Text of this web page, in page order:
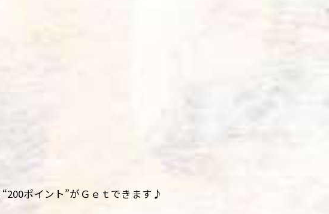
ポイント”がＧｅｔできます♪